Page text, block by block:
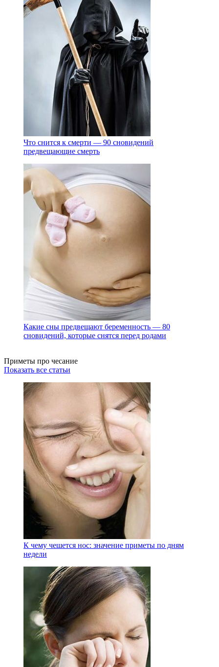
Что снится к смерти — 90 сновидений
предвещающие смерть
Какие сны предвещают беременность — 80
сновидений, которые снятся перед родами
Приметы про чесание
Показать все статьи
К чему чешется нос: значение приметы по дням
недели